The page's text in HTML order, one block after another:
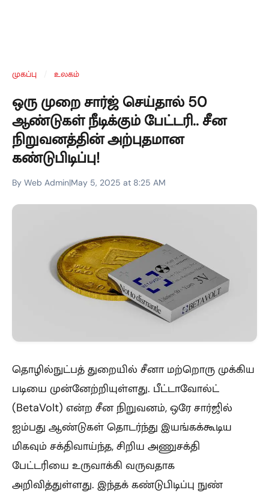
முகப்பு உலகம்
ஒரு முறை சார்ஜ் செய்தால் 50
ஆண்டுகள் நீடிக்கும் பேட்டரி.. சீன
நிறுவனத்தின் அற்புதமான
கண்டுபிடிப்பு!
By Web Admin|May 5, 2025 at 8:25 AM
தொழில்நுட்பத் துறையில் சீனா மற்றொரு முக்கிய
படியை முன்னேற்றியுள்ளது. பீட்டாவோல்ட்
(BetaVolt) என்ற சீன நிறுவனம், ஒரே சார்ஜில்
ஐம்பது ஆண்டுகள் தொடர்ந்து இயங்கக்கூடிய
மிகவும் சக்திவாய்ந்த, சிறிய அணுசக்தி
பேட்டரியை உருவாக்கி வருவதாக
அறிவித்துள்ளது. இந்தக் கண்டுபிடிப்பு நுண்